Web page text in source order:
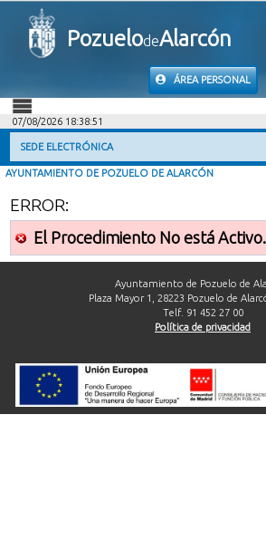
PozuelodeAlarcón
ÁREA PERSONAL
INICIO
MI CARPETA
INFORMACIÓN MUNICIPAL
AYUDA
07/08/2026 18:38:51
SEDE ELECTRÓNICA
AYUNTAMIENTO DE POZUELO DE ALARCÓN
ERROR:
El Procedimiento No está Activo.
Ayuntamiento de Pozuelo de
Plaza Mayor 1, 28223 Pozuelo de
Telf. 91 452 27 00
Política de privacidad